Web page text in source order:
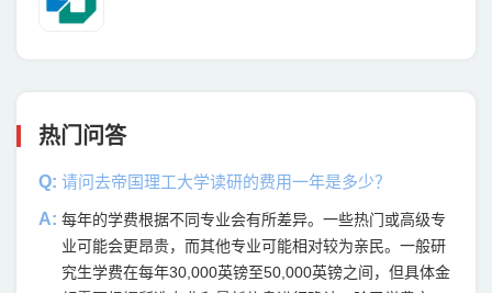
热门问答
Q: 请问去帝国理工大学读研的费用一年是多少？
A: 每年的学费根据不同专业会有所差异。一些热门或高级专
业可能会更昂贵，而其他专业可能相对较为亲民。一般研
究生学费在每年30,000英镑至50,000英镑之间，但具体金